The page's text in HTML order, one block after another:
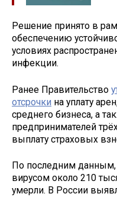
Решение принято в
обеспечению
условиях
инфекции.
Ранее Правительство
отсрочки на уплату
среднего бизнеса, а
предпринимателей
выплату страховых
По последним
вирусом около 210
умерли. В России